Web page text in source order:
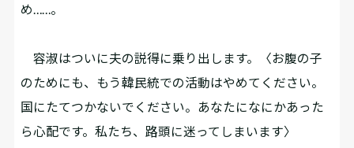
め……。
容淑はついに夫の説得に乗り出します。〈お腹の子
のためにも、もう韓民統での活動はやめてください。
国にたてつかないでください。あなたになにかあった
ら心配です。私たち、路頭に迷ってしまいます〉